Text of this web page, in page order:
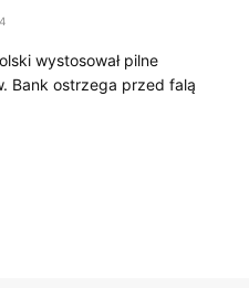
wystosował pilne
Bank ostrzega przed falą